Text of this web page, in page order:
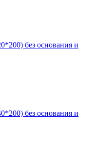
без основания и
без основания и